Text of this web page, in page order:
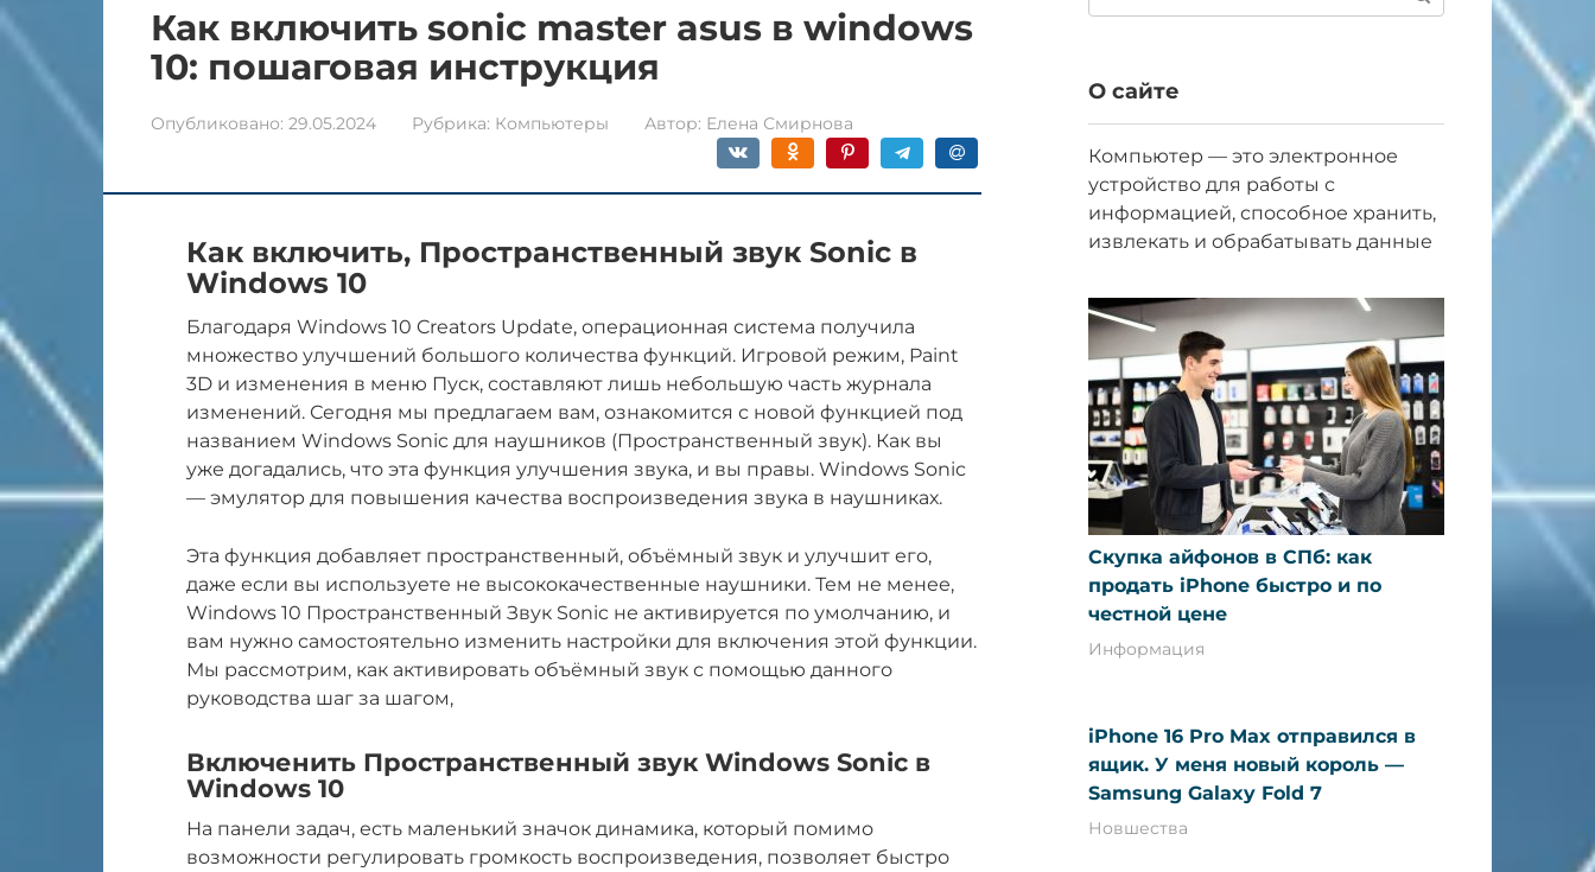
Как включить sonic master asus в windows
10: пошаговая инструкция
Опубликовано: 29.05.2024 Рубрика: Компьютеры Автор: Елена Смирнова
Как включить, Пространственный звук Sonic в
Windows 10
Благодаря Windows 10 Creators Update, операционная система получила
множество улучшений большого количества функций. Игровой режим, Paint
3D и изменения в меню Пуск, составляют лишь небольшую часть журнала
изменений. Сегодня мы предлагаем вам, ознакомится с новой функцией под
названием Windows Sonic для наушников (Пространственный звук). Как вы
уже догадались, что эта функция улучшения звука, и вы правы. Windows Sonic
— эмулятор для повышения качества воспроизведения звука в наушниках.
Эта функция добавляет пространственный, объёмный звук и улучшит его,
даже если вы используете не высококачественные наушники. Тем не менее,
Windows 10 Пространственный Звук Sonic не активируется по умолчанию, и
вам нужно самостоятельно изменить настройки для включения этой функции.
Мы рассмотрим, как активировать объёмный звук с помощью данного
руководства шаг за шагом,
Включенить Пространственный звук Windows Sonic в
Windows 10
На панели задач, есть маленький значок динамика, который помимо
возможности регулировать громкость воспроизведения, позволяет быстро
О сайте
Компьютер — это электронное
устройство для работы с
информацией, способное хранить,
извлекать и обрабатывать данные
Скупка айфонов в СПб: как
продать iPhone быстро и по
честной цене
Информация
iPhone 16 Pro Max отправился в
ящик. У меня новый король —
Samsung Galaxy Fold 7
Новшества